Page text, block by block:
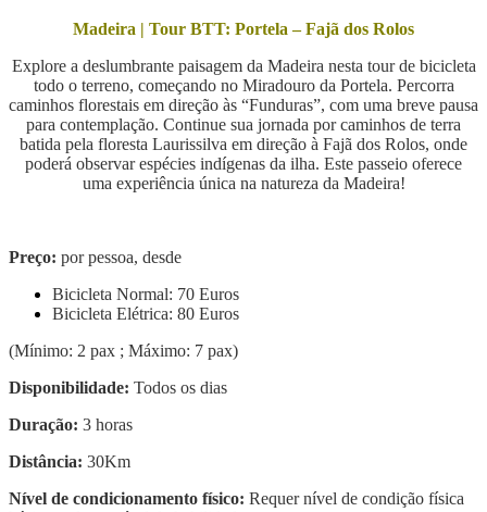
Madeira | Tour BTT: Portela – Fajã dos Rolos
Explore a deslumbrante paisagem da Madeira nesta tour de bicicleta
todo o terreno, começando no Miradouro da Portela. Percorra
caminhos florestais em direção às “Funduras”, com uma breve pausa
para contemplação. Continue sua jornada por caminhos de terra
batida pela floresta Laurissilva em direção à Fajã dos Rolos, onde
poderá observar espécies indígenas da ilha. Este passeio oferece
uma experiência única na natureza da Madeira!
Preço: por pessoa, desde
Bicicleta Normal: 70 Euros
Bicicleta Elétrica: 80 Euros
(Mínimo: 2 pax ; Máximo: 7 pax)
Disponibilidade: Todos os dias
Duração: 3 horas
Distância: 30Km
Nível de condicionamento físico: Requer nível de condição física